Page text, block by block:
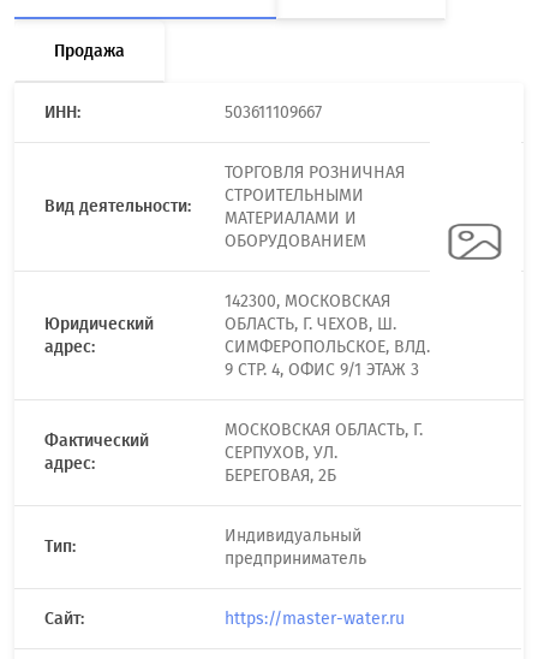
Продажа
ИНН: 503611109667
Вид деятельности:
ТОРГОВЛЯ РОЗНИЧНАЯ
СТРОИТЕЛЬНЫМИ
МАТЕРИАЛАМИ И
ОБОРУДОВАНИЕМ
Юридический
адрес:
142300, МОСКОВСКАЯ
ОБЛАСТЬ, Г. ЧЕХОВ, Ш.
СИМФЕРОПОЛЬСКОЕ, ВЛД.
9 СТР. 4, ОФИС 9/1 ЭТАЖ 3
Фактический
адрес:
МОСКОВСКАЯ ОБЛАСТЬ, Г.
СЕРПУХОВ, УЛ.
БЕРЕГОВАЯ, 2Б
Тип:
Индивидуальный
предприниматель
Сайт: https://master-water.ru